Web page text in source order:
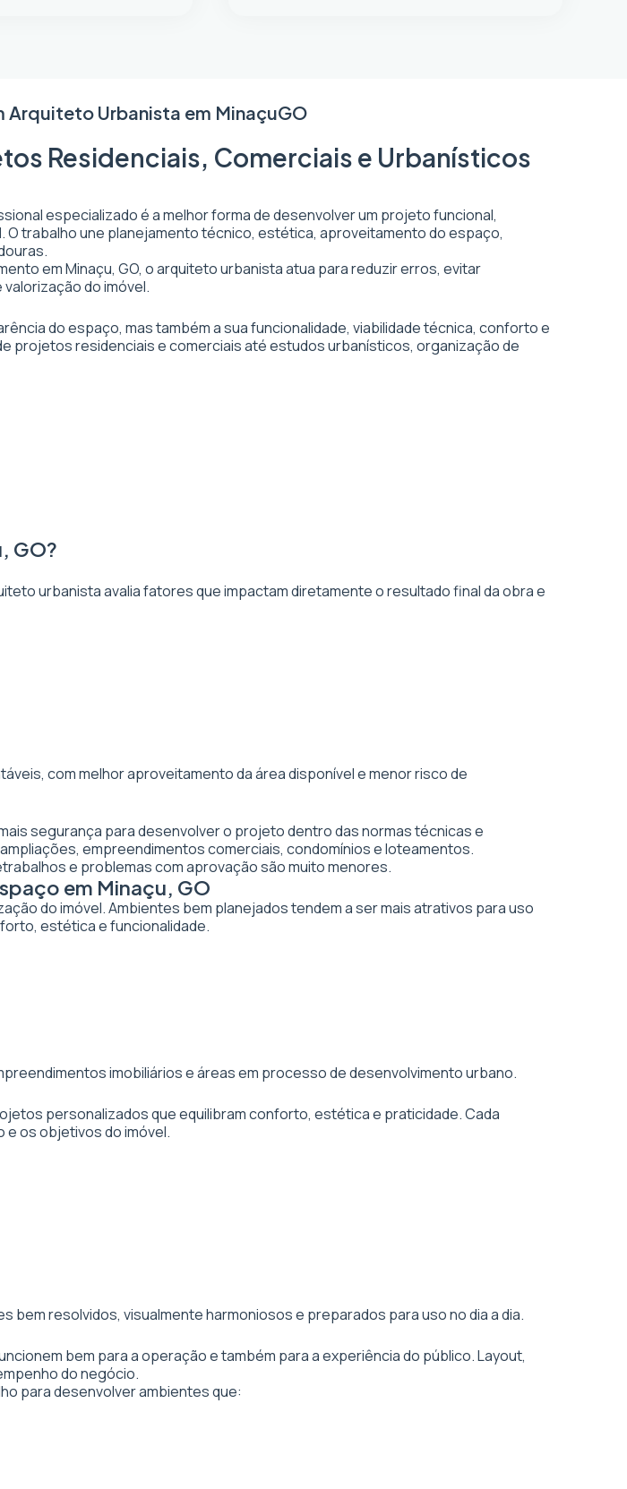
Arquiteto Urbanista em MinaçuGO
Residenciais, Comerciais e Urbanísticos
especializado é a melhor forma de desenvolver um projeto funcional,
O trabalho une planejamento técnico, estética, aproveitamento do espaço,
em Minaçu, GO, o arquiteto urbanista atua para reduzir erros, evitar
do imóvel.
do espaço, mas também a sua funcionalidade, viabilidade técnica, conforto e
projetos residenciais e comerciais até estudos urbanísticos, organização de
GO?
urbanista avalia fatores que impactam diretamente o resultado final da obra e
com melhor aproveitamento da área disponível e menor risco de
segurança para desenvolver o projeto dentro das normas técnicas e
empreendimentos comerciais, condomínios e loteamentos.
e problemas com aprovação são muito menores.
em Minaçu, GO
do imóvel. Ambientes bem planejados tendem a ser mais atrativos para uso
estética e funcionalidade.
imobiliários e áreas em processo de desenvolvimento urbano.
personalizados que equilibram conforto, estética e praticidade. Cada
os objetivos do imóvel.
bem resolvidos, visualmente harmoniosos e preparados para uso no dia a dia.
bem para a operação e também para a experiência do público. Layout,
do negócio.
para desenvolver ambientes que: